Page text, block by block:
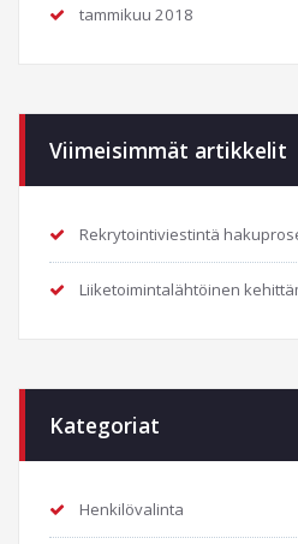
tammikuu 2018
Viimeisimmät artikkelit
Rekrytointiviestintä
Liiketoimintalähtöinen
Kategoriat
Henkilövalinta